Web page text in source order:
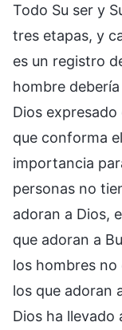
Todo Su ser y
tres etapas, y
es un registro
hombre
Dios
que conforma
importancia
personas no
adoran a Dios,
que adoran a
los hombres
los que adoran
Dios ha llevado